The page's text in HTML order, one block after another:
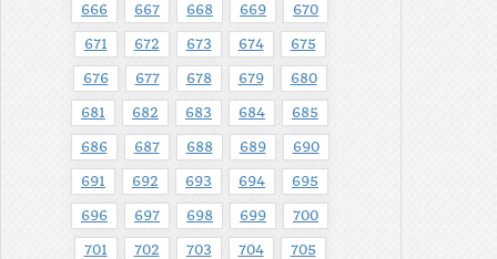
666 667 668 669 670
671 672 673 674 675
676 677 678 679 680
681 682 683 684 685
686 687 688 689 690
691 692 693 694 695
696 697 698 699 700
701 702 703 704 705